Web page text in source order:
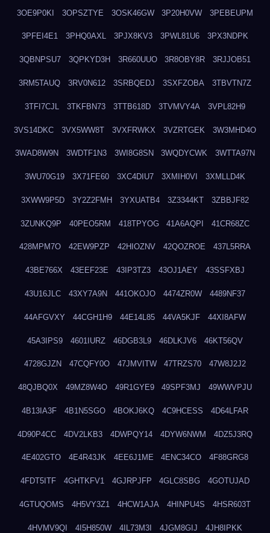
3OE9P0KI 3OPSZTYE 3OSK46GW 3P20H0VW 3PEBEUPM
3PFEI4E1 3PHQ0AXL 3PJX8KV3 3PWL81U6 3PX3NDPK
3QBNPSU7 3QPKYD3H 3R660UUO 3R8OBY8R 3RJJOB51
3RM5TAUQ 3RV0N612 3SRBQEDJ 3SXFZOBA 3TBVTN7Z
3TFI7CJL 3TKFBN73 3TTB618D 3TVMVY4A 3VPL82H9
3VS14DKC 3VX5WW8T 3VXFRWKX 3VZRTGEK 3W3MHD4O
3WAD8W9N 3WDTF1N3 3WI8G8SN 3WQDYCWK 3WTTA97N
3WU70G19 3X71FE60 3XC4DIU7 3XMIH0VI 3XMLLD4K
3XWW9P5D 3Y2Z2FMH 3YXUATB4 3Z3344KT 3ZBBJF82
3ZUNKQ9P 40PEO5RM 418TPYOG 41A6AQPI 41CR68ZC
428MPM7O 42EW9PZP 42HIOZNV 42QOZROE 437L5RRA
43BE766X 43EEF23E 43IP3TZ3 43OJ1AEY 43SSFXBJ
43U16JLC 43XY7A9N 441OKOJO 4474ZR0W 4489NF37
44AFGVXY 44CGH1H9 44E14L85 44VA5KJF 44XI8AFW
45A3IPS9 4601IURZ 46DGB3L9 46DLKJV6 46KT56QV
4728GJZN 47CQFY0O 47JMVITW 47TRZS70 47W8J2J2
48QJBQ0X 49MZ8W4O 49R1GYE9 49SPF3MJ 49WWVPJU
4B13IA3F 4B1N5SGO 4BOKJ6KQ 4C9HCESS 4D64LFAR
4D90P4CC 4DV2LKB3 4DWPQY14 4DYW6NWM 4DZ5J3RQ
4E402GTO 4E4R43JK 4EE6J1ME 4ENC34CO 4F88GRG8
4FDT5ITF 4GHTKFV1 4GJRPJFP 4GLC8SBG 4GOTUJAD
4GTUQOMS 4H5VY3Z1 4HCW1AJA 4HINPU4S 4HSR603T
4HVMV9QI 4I5H850W 4IL73M3I 4JGM8GIJ 4JH8IPKK